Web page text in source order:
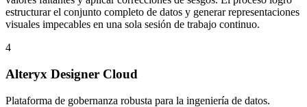
estructurar el conjunto completo de datos y generar representaciones
visuales impecables en una sola sesión de trabajo continuo.
4
Alteryx Designer Cloud
Plataforma de gobernanza robusta para la ingeniería de datos.